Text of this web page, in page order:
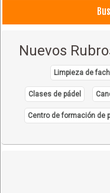
Nuevos
Limpieza de
Clases de pádel
Centro de formación de